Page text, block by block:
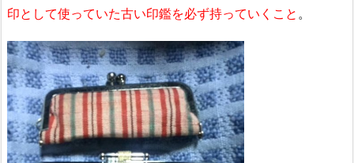
印として使っていた古い印鑑を必ず持っていくこと 。